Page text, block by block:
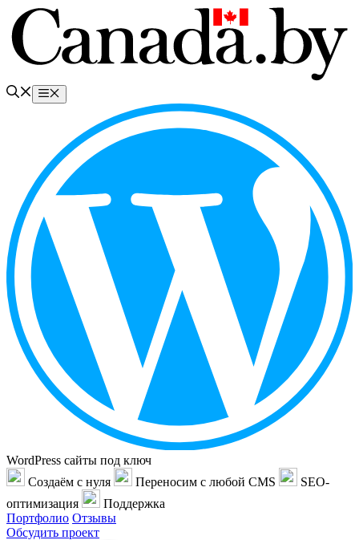
Перейти
содержимому
Меню
WordPress сайты под ключ
Создаём с нуля
Переносим с любой CMS
SEO-
оптимизация
Поддержка
Портфолио Отзывы
Обсудить проект